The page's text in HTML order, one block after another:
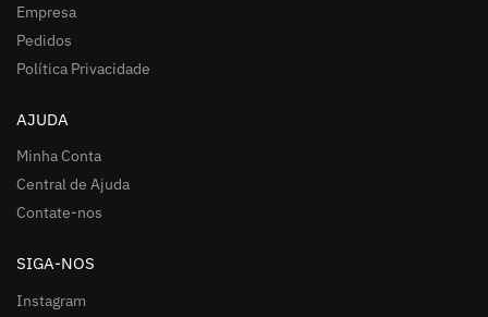
Empresa
Pedidos
Política Privacidade
AJUDA
Minha Conta
Central de Ajuda
Contate-nos
SIGA-NOS
Instagram